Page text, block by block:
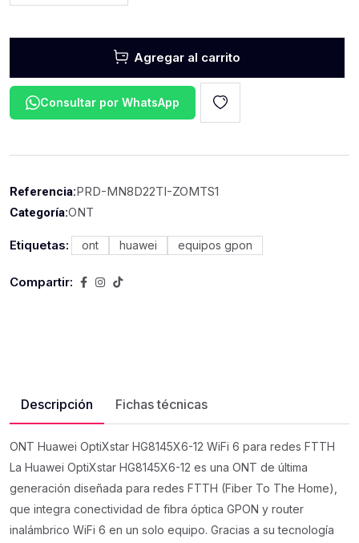
Agregar al carrito
Consultar por WhatsApp
Referencia:PRD-MN8D22TI-ZOMTS1
Categoría:ONT
Etiquetas: ont huawei equipos gpon
Compartir:
Descripción Fichas técnicas
ONT Huawei OptiXstar HG8145X6-12 WiFi 6 para redes FTTH
La Huawei OptiXstar HG8145X6-12 es una ONT de última
generación diseñada para redes FTTH (Fiber To The Home),
que integra conectividad de fibra óptica GPON y router
inalámbrico WiFi 6 en un solo equipo. Gracias a su tecnología